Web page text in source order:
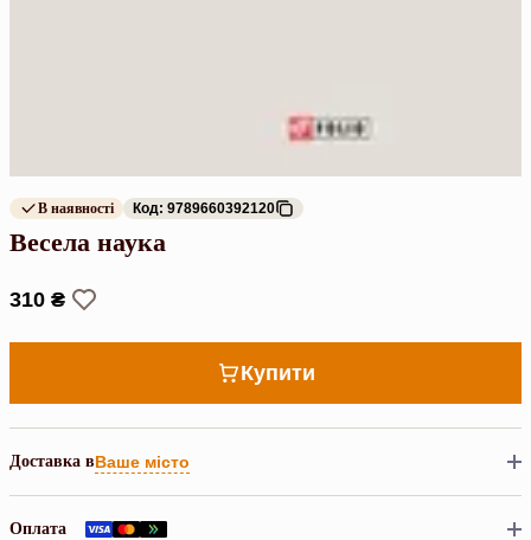
В наявності Код: 9789660392120
Весела наука
310 ₴
Купити
Доставка вВаше місто
Оплата